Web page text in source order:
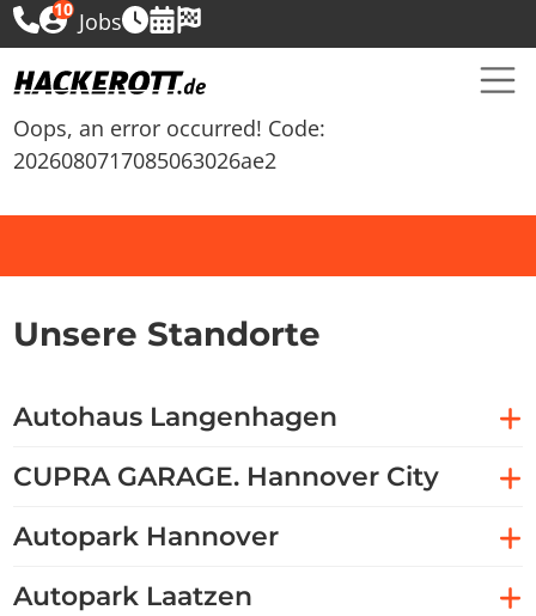
10 Jobs
Oops, an error occurred! Code:
2026080717085063026ae2
Unsere Standorte
Autohaus Langenhagen
CUPRA GARAGE. Hannover City
Autopark Hannover
Autopark Laatzen